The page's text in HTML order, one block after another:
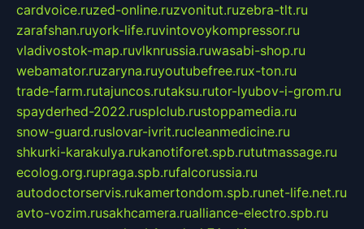
cardvoice.ruzed-online.ruzvonitut.ruzebra-tlt.ru
zarafshan.ruyork-life.ruvintovoykompressor.ru
vladivostok-map.ruvlknrussia.ruwasabi-shop.ru
webamator.ruzaryna.ruyoutubefree.rux-ton.ru
trade-farm.rutajuncos.rutaksu.rutor-lyubov-i-grom.ru
spayderhed-2022.rusplclub.rustoppamedia.ru
snow-guard.ruslovar-ivrit.rucleanmedicine.ru
shkurki-karakulya.rukanotiforet.spb.rututmassage.ru
ecolog.org.rupraga.spb.rufalcorussia.ru
autodoctorservis.rukamertondom.spb.runet-life.net.ru
avto-vozim.rusakhcamera.rualliance-electro.spb.ru